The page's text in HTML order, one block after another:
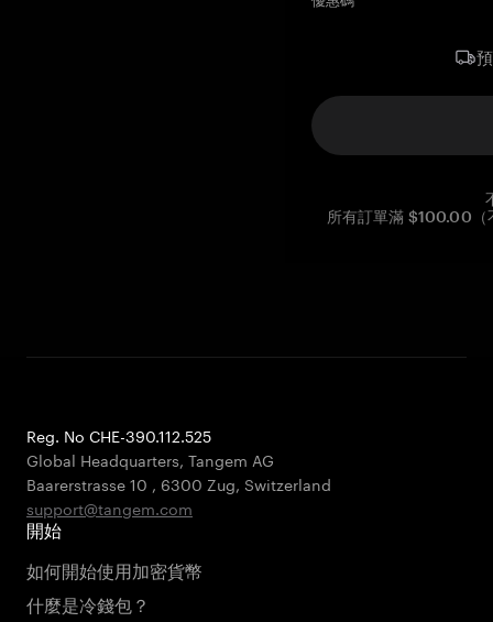
所有訂單滿 $100.00（
Reg. No CHE-390.112.525
Global Headquarters, Tangem AG
Baarerstrasse 10 , 6300 Zug, Switzerland
support@tangem.com
開始
如何開始使用加密貨幣
什麼是冷錢包？